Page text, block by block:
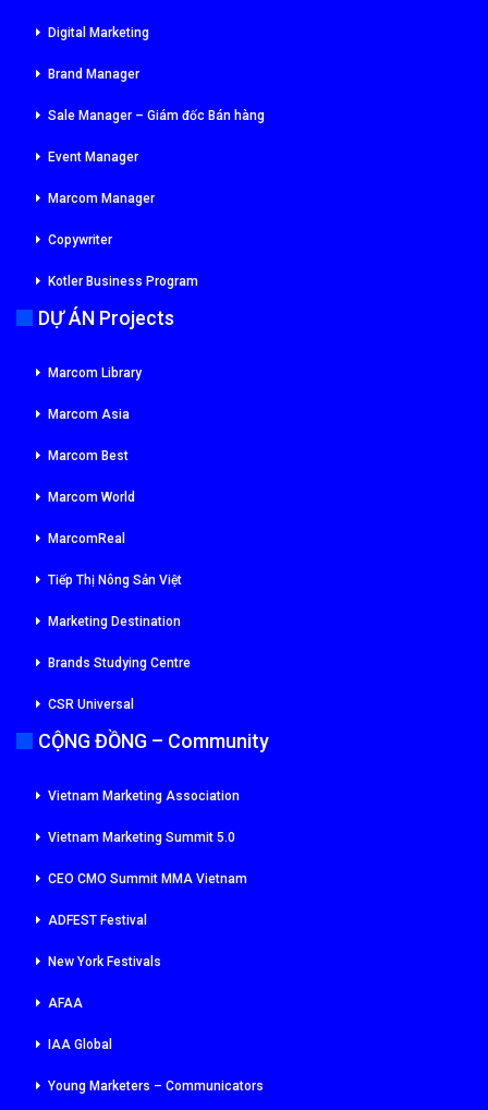
Digital Marketing
Brand Manager
Sale Manager – Giám đốc Bán hàng
Event Manager
Marcom Manager
Copywriter
Kotler Business Program
DỰ ÁN Projects
Marcom Library
Marcom Asia
Marcom Best
Marcom World
MarcomReal
Tiếp Thị Nông Sản Việt
Marketing Destination
Brands Studying Centre
CSR Universal
CỘNG ĐỒNG – Community
Vietnam Marketing Association
Vietnam Marketing Summit 5.0
CEO CMO Summit MMA Vietnam
ADFEST Festival
New York Festivals
AFAA
IAA Global
Young Marketers – Communicators